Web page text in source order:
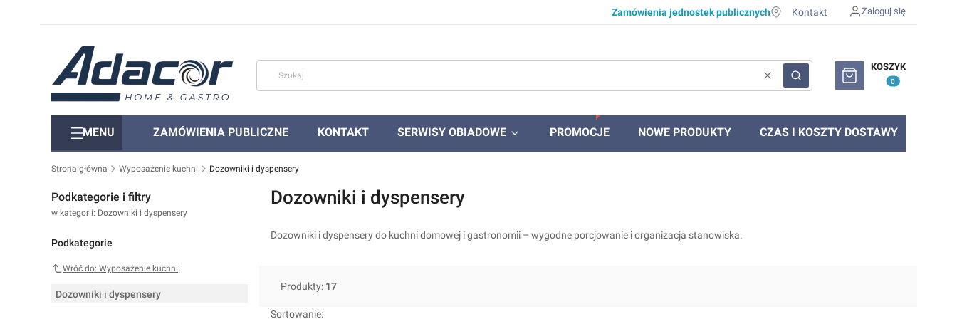
Zamówienia jednostek publicznych Kontakt Zaloguj się
WyczyśćSzukaj
Produkty w koszyku: 0.
KOSZYK
MENU ZAMÓWIENIA PUBLICZNE KONTAKT SERWISY OBIADOWE PROMOCJE NOWE PRODUKTY CZAS I KOSZTY DOSTAWY
Strona główna Wyposażenie kuchni Dozowniki i dyspensery
Podkategorie i filtry
w kategorii: Dozowniki i dyspensery
Podkategorie
Wróć do: Wyposażenie kuchni
Dozowniki i dyspensery
Dozowniki i dyspensery
Dozowniki i dyspensery do kuchni domowej i gastronomii – wygodne porcjowanie i organizacja stanowiska.
Produkty: 17
Sortowanie: